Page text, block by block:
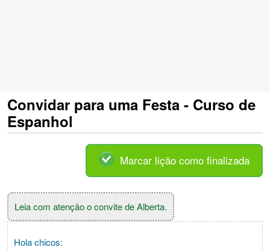
Convidar para uma Festa - Curso de
Espanhol
Marcar lição como finalizada
Leia com atenção o convite de Alberta.
Hola chicos: